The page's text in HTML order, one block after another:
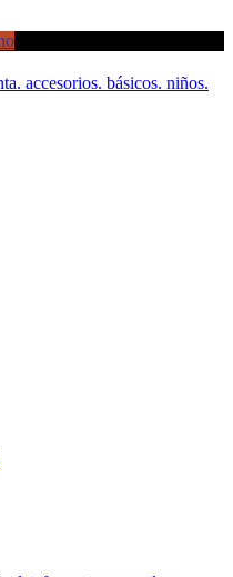
accesorios. básicos. niños.